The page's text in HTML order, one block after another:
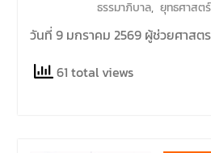
ธรรมาภิบาล, ยุทธศาสต
วันที่ 9 มกราคม 2569 ผู้ช่วยศาสต
61 total views